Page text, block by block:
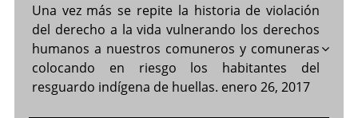
Una vez más se repite la historia de violación
del derecho a la vida vulnerando los derechos
humanos a nuestros comuneros y comuneras
colocando en riesgo los habitantes del
resguardo indígena de huellas. enero 26, 2017